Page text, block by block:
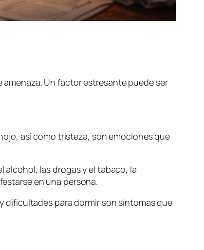
Un factor estresante puede ser
así como tristeza, son emociones que
alcohol, las drogas y el tabaco, la
en una persona.
dificultades para dormir son síntomas que